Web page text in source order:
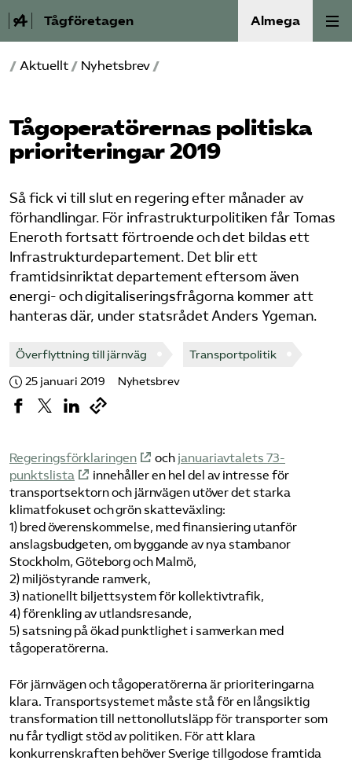
Tågföretagen Almega
Aktuellt
Reformagenda för järnvägen
Våra frågor
Aktiviteter
Om oss
Kontakt
Mina sidor (almega.se)
Bli medlem
Sök på tagforetagen.se
/ Aktuellt / Nyhetsbrev /
Tågoperatörernas politiska
prioriteringar 2019
Så fick vi till slut en regering efter månader av
förhandlingar. För infrastrukturpolitiken får Tomas
Eneroth fortsatt förtroende och det bildas ett
Infrastrukturdepartement. Det blir ett
framtidsinriktat departement eftersom även
energi- och digitaliseringsfrågorna kommer att
hanteras där, under statsrådet Anders Ygeman.
Överflyttning till järnväg Transportpolitik
25 januari 2019 Nyhetsbrev
Regeringsförklaringen och januariavtalets 73-
punktslista
innehåller en hel del av intresse för
transportsektorn och järnvägen utöver det starka
klimatfokuset och grön skatteväxling:
1) bred överenskommelse, med finansiering utanför
anslagsbudgeten, om byggande av nya stambanor
Stockholm, Göteborg och Malmö,
2) miljöstyrande ramverk,
3) nationellt biljettsystem för kollektivtrafik,
4) förenkling av utlandsresande,
5) satsning på ökad punktlighet i samverkan med
tågoperatörerna.
För järnvägen och tågoperatörerna är prioriteringarna
klara. Transportsystemet måste stå för en långsiktig
transformation till nettonollutsläpp för transporter som
nu får tydligt stöd av politiken. För att klara
konkurrenskraften behöver Sverige tillgodose framtida